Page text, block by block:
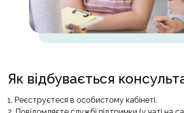
Як відбувається
1. Реєструєтеся в особистому кабінеті.